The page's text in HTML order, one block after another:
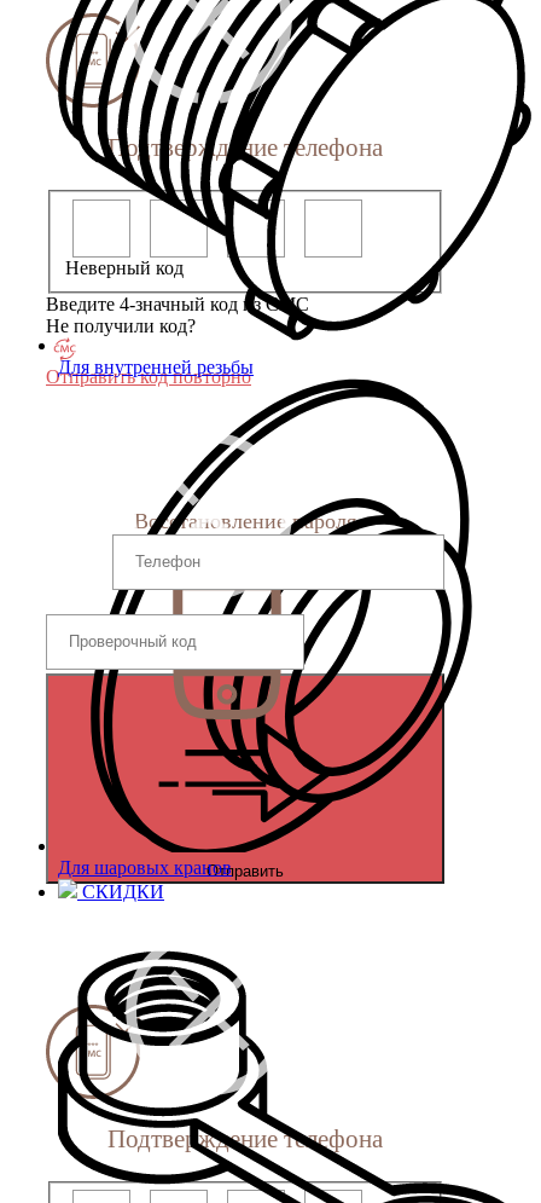
Для внутренней резьбы
Для шаровых кранов
СКИДКИ
Подтверждение телефона
Неверный код
Введите 4-значный код из СМС
Не получили код?
Отправить код повторно
Восстановление пароля
Отправить
Подтверждение телефона